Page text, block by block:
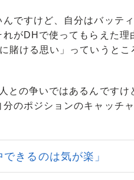
ですけど、自分はバッテ
がDHで使ってもらえた理
賭ける思い」っていうとこ
の争いではあるんですけ
のポジションのキャッチ
きるのは気が楽」